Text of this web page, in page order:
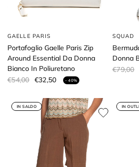
GAELLE PARIS
Portafoglio Gaelle Paris Zip
Around Essential Da Donna
Bianco In Poliuretano
€54,00 €32,50 - 40%
SQUAD
Donna
€79,00
IN SALDO IN